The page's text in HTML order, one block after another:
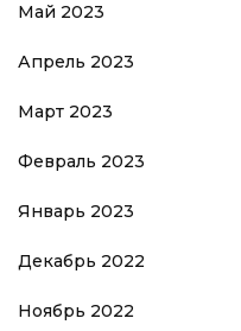
Май 2023
Апрель 2023
Март 2023
Февраль 2023
Январь 2023
Декабрь 2022
Ноябрь 2022